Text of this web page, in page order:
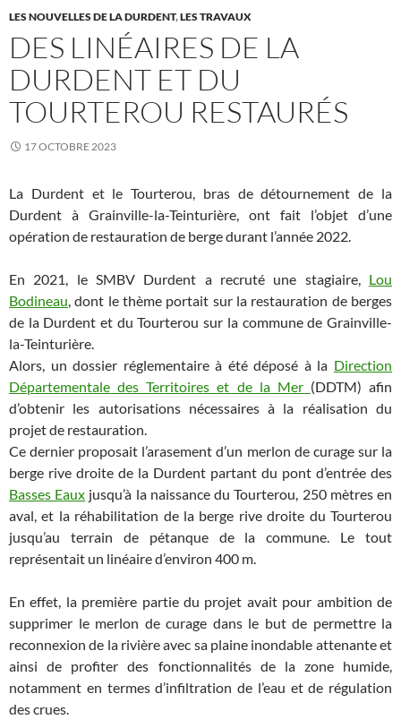
LES NOUVELLES DE LA DURDENT,LES TRAVAUX
DES LINÉAIRES DE LA
DURDENT ET DU
TOURTEROU RESTAURÉS
17 OCTOBRE 2023
La Durdent et le Tourterou, bras de détournement de la
Durdent à Grainville-la-Teinturière, ont fait l’objet d’une
opération de restauration de berge durant l’année 2022.
En 2021, le SMBV Durdent a recruté une stagiaire, Lou
Bodineau, dont le thème portait sur la restauration de berges
de la Durdent et du Tourterou sur la commune de Grainville-
la-Teinturière.
Alors, un dossier réglementaire à été déposé à la Direction
Départementale des Territoires et de la Mer (DDTM) afin
d’obtenir les autorisations nécessaires à la réalisation du
projet de restauration.
Ce dernier proposait l’arasement d’un merlon de curage sur la
berge rive droite de la Durdent partant du pont d’entrée des
Basses Eaux jusqu’à la naissance du Tourterou, 250 mètres en
aval, et la réhabilitation de la berge rive droite du Tourterou
jusqu’au terrain de pétanque de la commune. Le tout
représentait un linéaire d’environ 400 m.
En effet, la première partie du projet avait pour ambition de
supprimer le merlon de curage dans le but de permettre la
reconnexion de la rivière avec sa plaine inondable attenante et
ainsi de profiter des fonctionnalités de la zone humide,
notamment en termes d’infiltration de l’eau et de régulation
des crues.